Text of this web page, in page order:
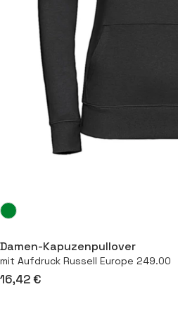
Damen-Kapuzenpullover
mit Aufdruck Russell Europe 249.00
16,42 €